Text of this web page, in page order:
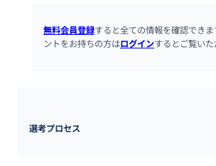
無料会員登録すると全ての情報を確認でき
ントをお持ちの方はログインするとご覧いた
選考プロセス